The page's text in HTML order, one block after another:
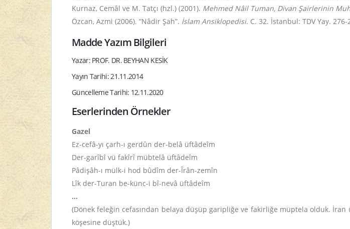
Kurnaz, Cemâl ve M. Tatçı (hzl.) (2001). Mehmed Nâil Tuman, Divan Şairlerinin
Özcan, Azmi (2006). “Nâdir Şah”. İslam Ansiklopedisi. C. 32. İstanbul: TDV Yay. 276-
Madde Yazım Bilgileri
Yazar: PROF. DR. BEYHAN KESİK
Yayın Tarihi: 21.11.2014
Güncelleme Tarihi: 12.11.2020
Eserlerinden Örnekler
Gazel
Ez-cefâ-yı çarh-ı gerdûn der-belâ üftâdeîm
Der-garîbî vü fakîrî mübtelâ üftâdeîm
Pâdişâh-ı mülk-i hod bûdîm der-Îrân-zemîn
Lîk der-Turan be-künc-i bî-nevâ üftâdeîm
...
(Dönek feleğin cefasından belaya düşüp garipliğe ve fakirliğe müptela olduk. İran
köşesine düştük.)